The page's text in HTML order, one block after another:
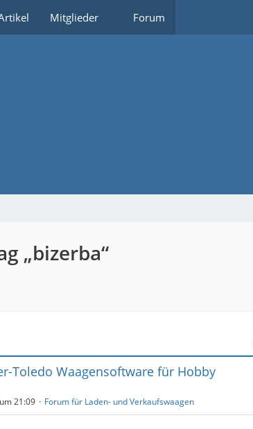
Mitglieder Forum
„bizerba“
Toledo Waagensoftware für Hobby
21:09 Forum für Laden- und Verkaufswaagen